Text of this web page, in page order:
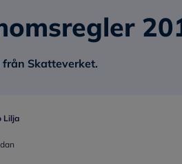
Skatteverket.
Lilja